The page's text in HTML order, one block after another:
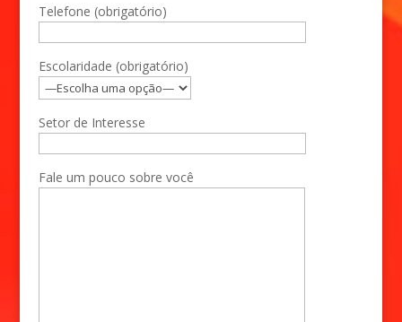
Telefone (obrigatório)
Escolaridade (obrigatório)
Setor de Interesse
Fale um pouco sobre você